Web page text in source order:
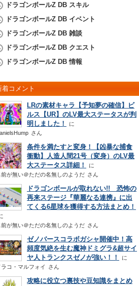
ドラゴンボールZ DB スキル
ドラゴンボールZ DB イベント
ドラゴンボールZ DB 雑談
ドラゴンボールZ DB クエスト
ドラゴンボールZ DB 情報
着コメント
LRの素材キャラ【予知夢の確信】ビ
ルス【UR】のLV最大ステータスが判
明しました！
さん
条件を満たすと変身！【凶暴な捕食
衝動】人造人間21号（変身）のLV最
大ステータス詳細！
前が無い＠ただの名無しのようだ さん
ドラゴンボールが取れない!! 恐怖の
再来ステージ『華麗なる連携』に出
てくる6星球を獲得する方法まとめ！
前が無い＠ただの名無しのようだ さん
ゼノバースコラボガシャ開催中！高
頻度気絶を生む魔神ドミグラ&超サイ
ヤ人トランクスゼノが強い！！
ラコ・マルフォイ さん
攻略に役立つ裏技や豆知識をまとめ